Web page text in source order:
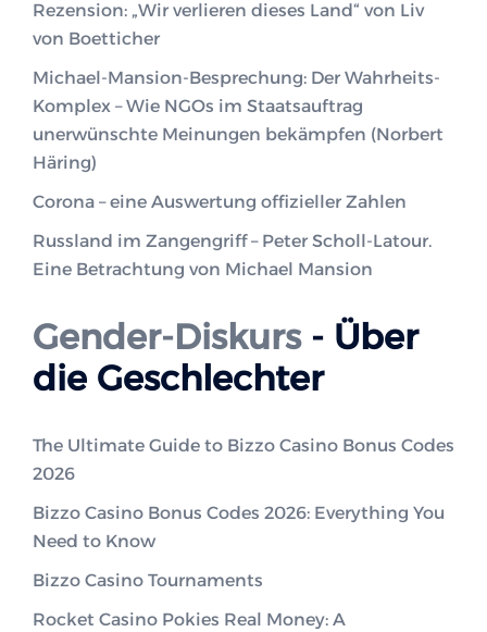
Rezension: „Wir verlieren dieses Land“ von Liv
von Boetticher
Michael-Mansion-Besprechung: Der Wahrheits-
Komplex – Wie NGOs im Staatsauftrag
unerwünschte Meinungen bekämpfen (Norbert
Häring)
Corona – eine Auswertung offizieller Zahlen
Russland im Zangengriff – Peter Scholl-Latour.
Eine Betrachtung von Michael Mansion
Gender-Diskurs- Über
die Geschlechter
The Ultimate Guide to Bizzo Casino Bonus Codes
2026
Bizzo Casino Bonus Codes 2026: Everything You
Need to Know
Bizzo Casino Tournaments
Rocket Casino Pokies Real Money: A